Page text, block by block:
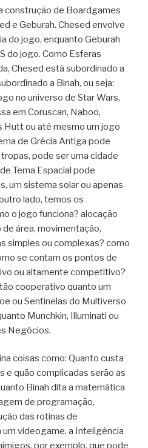
construção de Boardgames
e Geburah. Chesed envolve
do jogo, enquanto Geburah
do jogo. Como Esferas
Chesed está subordinado a
a Binah, ou seja:
no universo de Star Wars,
em Coruscan, Naboo,
Hutt ou até mesmo um jogo
de Grécia Antiga pode
pode ser uma cidade
Tema Espacial pode
um sistema solar ou apenas
lado, temos os
o jogo funciona? alocação
área, movimentação,
simples ou complexas? como
se contam os pontos de
ou altamente competitivo?
cooperativo quanto um
ou Sentinelas do Multiverso
Munchkin, Illuminati ou
Negócios.
coisas como: Quanto custa
e quão complicadas serão as
Binah dita a matemática
de programação,
das rotinas de
videogame, a Inteligência
por exemplo, que pode